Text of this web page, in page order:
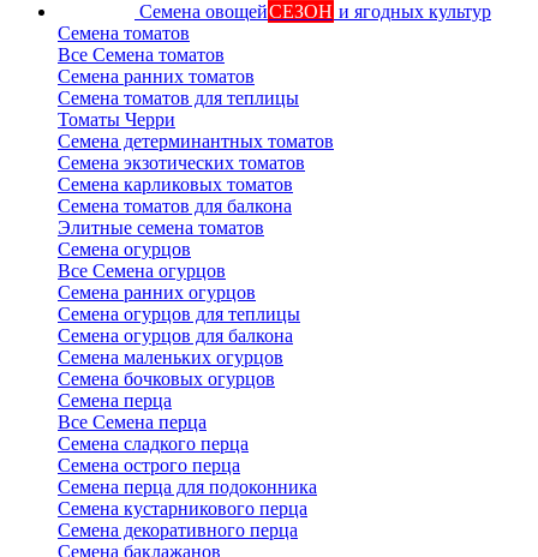
Семена овощейСЕЗОН и ягодных культур
Семена томатов
Все Семена томатов
Семена ранних томатов
Семена томатов для теплицы
Томаты Черри
Семена детерминантных томатов
Семена экзотических томатов
Семена карликовых томатов
Семена томатов для балкона
Элитные семена томатов
Семена огурцов
Все Семена огурцов
Семена ранних огурцов
Семена огурцов для теплицы
Семена огурцов для балкона
Семена маленьких огурцов
Семена бочковых огурцов
Семена перца
Все Семена перца
Семена сладкого перца
Семена острого перца
Семена перца для подоконника
Семена кустарникового перца
Семена декоративного перца
Семена баклажанов